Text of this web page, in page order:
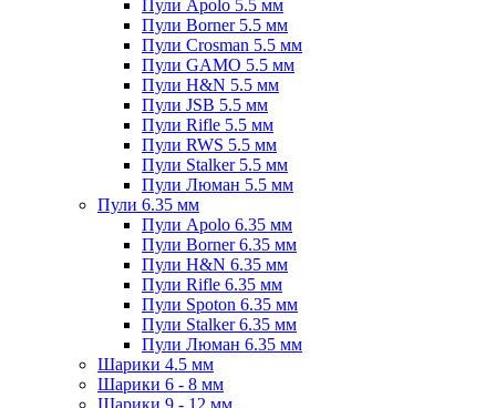
Пули Apolo 5.5 мм
Пули Borner 5.5 мм
Пули Crosman 5.5 мм
Пули GAMO 5.5 мм
Пули H&N 5.5 мм
Пули JSB 5.5 мм
Пули Rifle 5.5 мм
Пули RWS 5.5 мм
Пули Stalker 5.5 мм
Пули Люман 5.5 мм
Пули 6.35 мм
Пули Apolo 6.35 мм
Пули Borner 6.35 мм
Пули H&N 6.35 мм
Пули Rifle 6.35 мм
Пули Spoton 6.35 мм
Пули Stalker 6.35 мм
Пули Люман 6.35 мм
Шарики 4.5 мм
Шарики 6 - 8 мм
Шарики 9 - 12 мм